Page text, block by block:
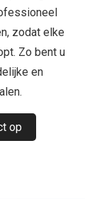
zodat elke
Zo bent u
en
op